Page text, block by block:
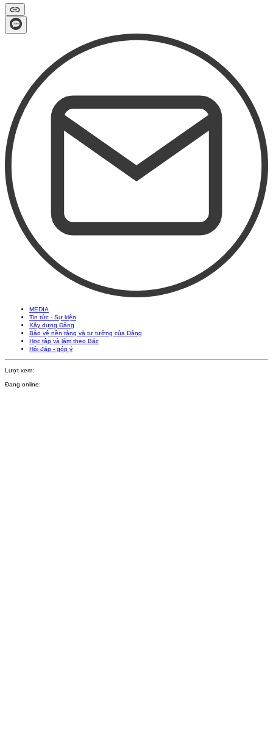
MEDIA
Tin tức - Sự kiện
Xây dựng Đảng
Bảo vệ nền tảng và tư tưởng của Đảng
Học tập và làm theo Bác
Hỏi đáp - góp ý
Lượt xem:
Đang online: